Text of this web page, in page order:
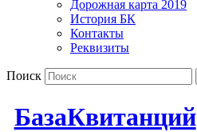
Дорожная карта 2019
История БК
Контакты
Реквизиты
Поиск
БазаКвитанций